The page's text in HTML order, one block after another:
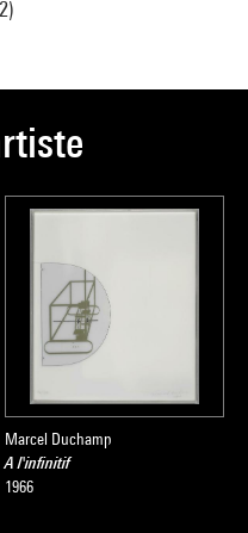
Marcel Duchamp
A l'infinitif
1966